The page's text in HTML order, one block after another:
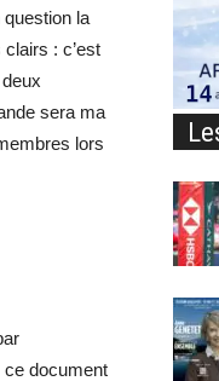
la
: c’est
sera ma
lors
ce document